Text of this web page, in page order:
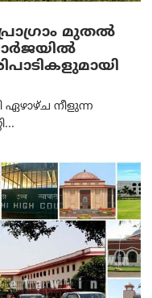
മുതൽ
ഏഴാഴ്ച നീളുന്ന